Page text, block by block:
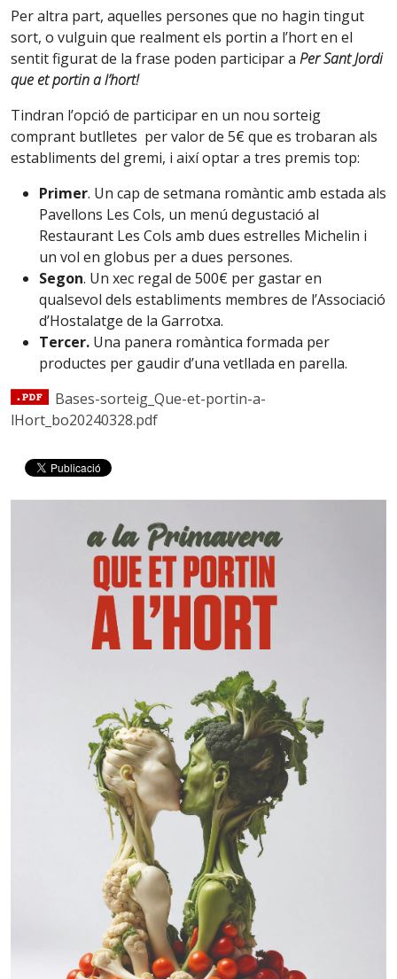
Per altra part, aquelles persones que no hagin tingut
sort, o vulguin que realment els portin a l’hort en el
sentit figurat de la frase poden participar a Per Sant Jordi
que et portin a l’hort!
Tindran l’opció de participar en un nou sorteig
comprant butlletes per valor de 5€ que es trobaran als
establiments del gremi, i així optar a tres premis top:
Primer. Un cap de setmana romàntic amb estada als
Pavellons Les Cols, un menú degustació al
Restaurant Les Cols amb dues estrelles Michelin i
un vol en globus per a dues persones.
Segon. Un xec regal de 500€ per gastar en
qualsevol dels establiments membres de l’Associació
d’Hostalatge de la Garrotxa.
Tercer. Una panera romàntica formada per
productes per gaudir d’una vetllada en parella.
Bases-sorteig_Que-et-portin-a-
lHort_bo20240328.pdf